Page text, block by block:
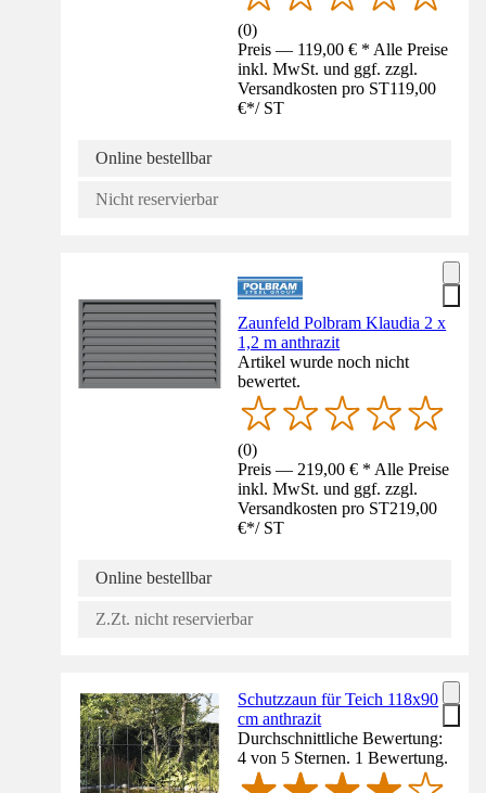
(0)
Preis — 119,00 € * Alle Preise
inkl. MwSt. und ggf. zzgl.
Versandkosten pro ST119,00
€*/ ST
Online bestellbar
Nicht reservierbar
Zaunfeld Polbram Klaudia 2 x
1,2 m anthrazit
Artikel wurde noch nicht
bewertet.
(0)
Preis — 219,00 € * Alle Preise
inkl. MwSt. und ggf. zzgl.
Versandkosten pro ST219,00
€*/ ST
Online bestellbar
Z.Zt. nicht reservierbar
Schutzzaun für Teich 118x90
cm anthrazit
Durchschnittliche Bewertung:
4 von 5 Sternen. 1 Bewertung.